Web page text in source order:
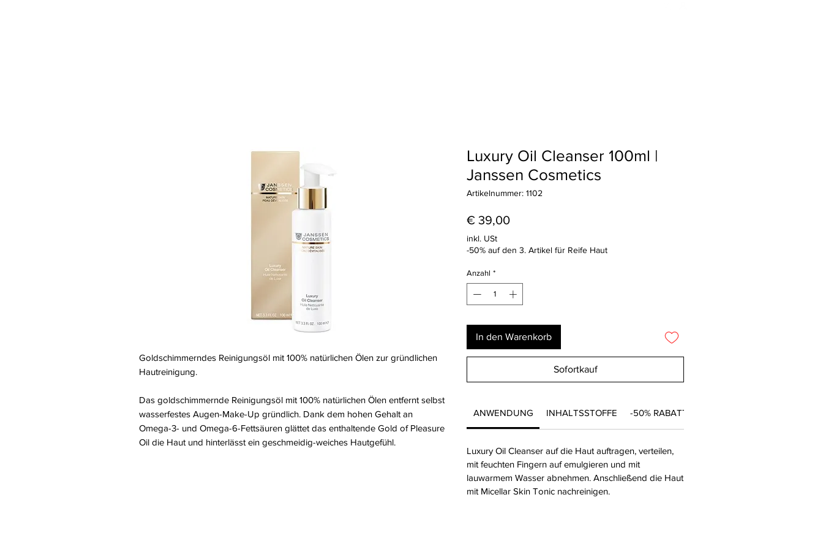
Goldschimmerndes Reinigungsöl mit 100% natürlichen Ölen zur gründlichen
Hautreinigung.
Das goldschimmernde Reinigungsöl mit 100% natürlichen Ölen entfernt selbst
wasserfestes Augen-Make-Up gründlich. Dank dem hohen Gehalt an
Omega-3- und Omega-6-Fettsäuren glättet das enthaltende Gold of Pleasure
Oil die Haut und hinterlässt ein geschmeidig-weiches Hautgefühl.
Luxury Oil Cleanser 100ml |
Janssen Cosmetics
Artikelnummer: 1102
€ 39,00Preis
inkl. USt
-50% auf den 3. Artikel für Reife Haut
Anzahl *
In den Warenkorb
Sofortkauf
ANWENDUNG INHALTSSTOFFE -50% RABATT
Luxury Oil Cleanser auf die Haut auftragen, verteilen,
mit feuchten Fingern auf emulgieren und mit
lauwarmem Wasser abnehmen. Anschließend die Haut
mit Micellar Skin Tonic nachreinigen.